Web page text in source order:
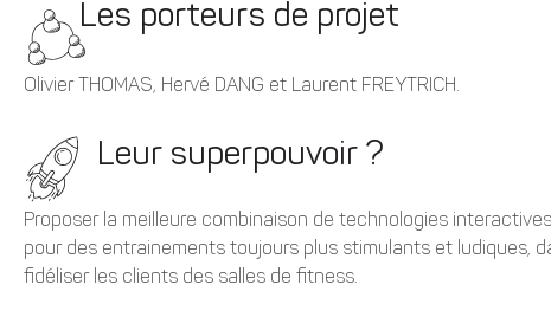
Les porteurs de projet
Olivier THOMAS, Hervé DANG et Laurent FREYTRICH.
Leur superpouvoir ?
Proposer la meilleure combinaison de technologies
pour des entrainements toujours plus stimulants et ludiques,
fidéliser les clients des salles de fitness.